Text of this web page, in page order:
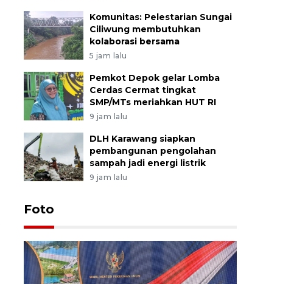
Komunitas: Pelestarian Sungai
Ciliwung membutuhkan
kolaborasi bersama
5 jam lalu
Pemkot Depok gelar Lomba
Cerdas Cermat tingkat
SMP/MTs meriahkan HUT RI
9 jam lalu
DLH Karawang siapkan
pembangunan pengolahan
sampah jadi energi listrik
9 jam lalu
Foto